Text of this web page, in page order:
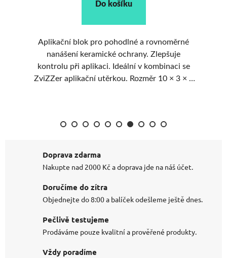
a rovnoměrné
Sada 10 kusů jemných
utěrek na aplikaci
Rozměr 8 x 12 cm
Doprava zdarma
Nakupte nad 2000 Kč a doprava jde na náš účet.
Doručíme do zítra
Objednejte do 8:00 a balíček odešleme ještě dnes.
Pečlivě testujeme
Prodáváme pouze kvalitní a prověřené produkty.
Vždy poradíme